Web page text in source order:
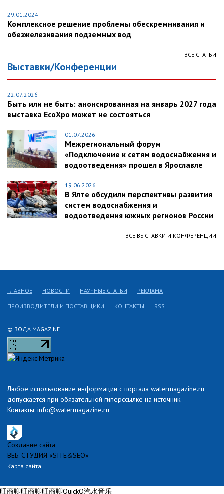
29.01.2024
Комплексное решение проблемы обескремнивания и
обезжелезивания подземных вод
ВСЕ СТАТЬИ
Выставки/Конференции
22.07.2026
Быть или не быть: анонсированная на январь 2027 года
выставка EcoXpo может не состояться
01.07.2026
Межрегиональный форум
«Подключение к сетям водоснабжения и
водоотведения» прошел в Ярославле
19.06.2026
В Ялте обсудили перспективы развития
систем водоснабжения и
водоотведения южных регионов России
ВСЕ ВЫСТАВКИ И КОНФЕРЕНЦИИ
© ВОДА MAGAZINE
Любое использование информации с портала watermagazine.ru
допускается при обязательной гиперссылке на источник.
Контакты: info@watermagazine.ru
ГЛАВНОЕ НОВОСТИ НАУЧНЫЕ СТАТЬИ РЕКЛАМА
ПРОИЗВОДИТЕЛИ И ПОСТАВЩИКИ КОНТАКТЫ RSS
Создание сайта
ВЕБ-СТУДИЯ «SITE&SEO»
Карта сайта
旺商聊旺商聊旺商聊QuickQ汽水音乐